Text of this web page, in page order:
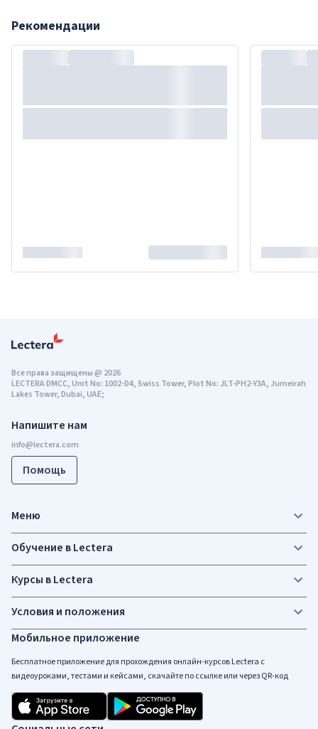
Рекомендации
Напишите нам
Помощь
Мобильное приложение
Бесплатное приложение для прохождения онлайн-курсов Lectera c
видеоуроками, тестами и кейсами, скачайте по ссылке или через QR-код
Все права защищены@ 2026
LECTERA DMCC, Unit No: 1002-D4, Swiss Tower, Plot No: JLT-PH2-Y3A, Jumeirah
Lakes Tower, Dubai, UAE;
Меню
Обучение в Lectera
Курсы в Lectera
Условия и положения